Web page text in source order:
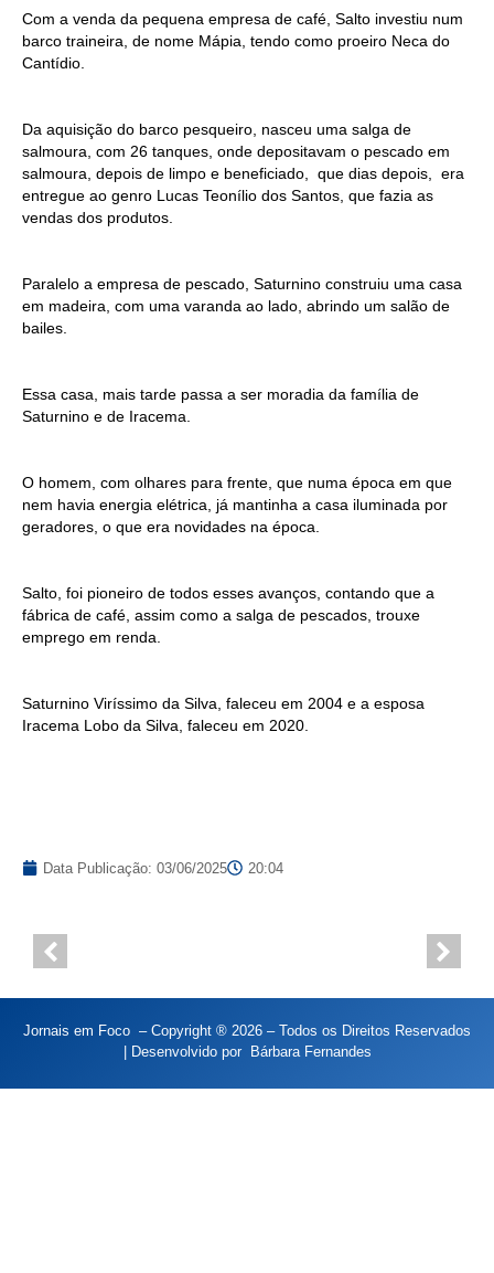
Com a venda da pequena empresa de café, Salto investiu num
barco traineira, de nome Mápia, tendo como proeiro Neca do
Cantídio.
Da aquisição do barco pesqueiro, nasceu uma salga de
salmoura, com 26 tanques, onde depositavam o pescado em
salmoura, depois de limpo e beneficiado, que dias depois, era
entregue ao genro Lucas Teonílio dos Santos, que fazia as
vendas dos produtos.
Paralelo a empresa de pescado, Saturnino construiu uma casa
em madeira, com uma varanda ao lado, abrindo um salão de
bailes.
Essa casa, mais tarde passa a ser moradia da família de
Saturnino e de Iracema.
O homem, com olhares para frente, que numa época em que
nem havia energia elétrica, já mantinha a casa iluminada por
geradores, o que era novidades na época.
Salto, foi pioneiro de todos esses avanços, contando que a
fábrica de café, assim como a salga de pescados, trouxe
emprego em renda.
Saturnino Viríssimo da Silva, faleceu em 2004 e a esposa
Iracema Lobo da Silva, faleceu em 2020.
Data Publicação: 03/06/2025 20:04
Jornais em Foco – Copyright ® 2026 – Todos os Direitos Reservados
| Desenvolvido por Bárbara Fernandes